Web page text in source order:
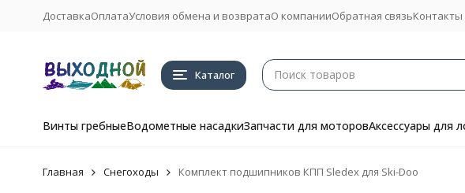
ДоставкаОплатаУсловия обмена и возвратаО компанииОбратная связьКонтакты
Каталог
Винты гребныеВодометные насадкиЗапчасти для моторовАксессуары для
Главная Снегоходы Комплект подшипников КПП Sledex для Ski-Doo